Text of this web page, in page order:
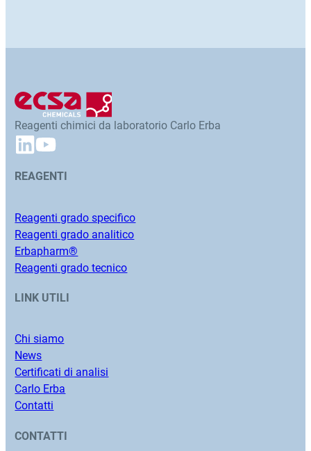
Reagenti chimici da laboratorio Carlo Erba
REAGENTI
Reagenti grado specifico
Reagenti grado analitico
Erbapharm®
Reagenti grado tecnico
LINK UTILI
Chi siamo
News
Certificati di analisi
Carlo Erba
Contatti
CONTATTI